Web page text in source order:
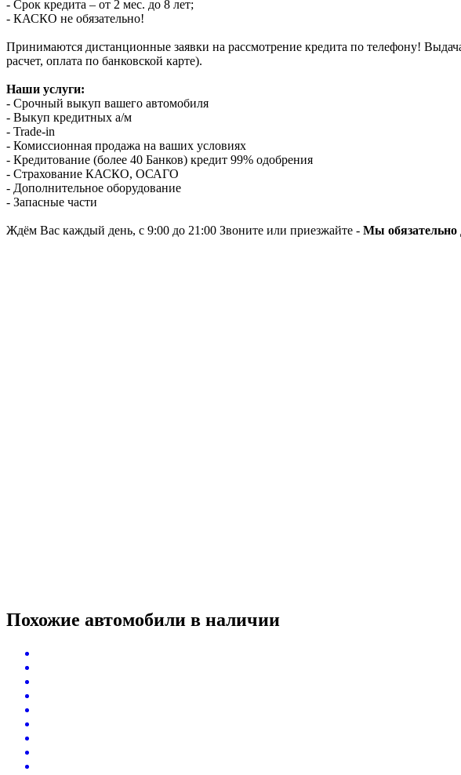
- Срок кредита – от 2 мес. до 8 лет;
- КАСКО не обязательно!
Принимаются дистанционные заявки на рассмотрение кредита по телефону!
расчет, оплата по банковской карте).
Наши услуги:
- Срочный выкуп вашего автомобиля
- Выкуп кредитных а/м
- Trade-in
- Комиссионная продажа на ваших условиях
- Кредитование (более 40 Банков) кредит 99% одобрения
- Страхование КАСКО, ОСАГО
- Дополнительное оборудование
- Запасные части
Ждём Вас каждый день, с 9:00 до 21:00 Звоните или приезжайте - Мы обязательно
Похожие автомобили в наличии